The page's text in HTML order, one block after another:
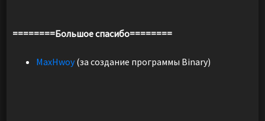
========Большое спасибо========
MaxHwoy(за создание программы Binary)